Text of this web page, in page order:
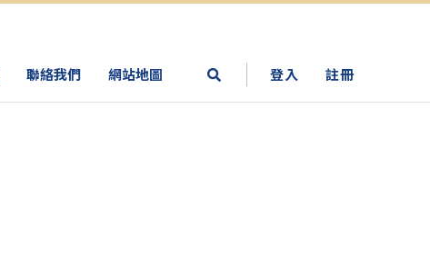
聯絡我們 網站地圖 登入 註冊